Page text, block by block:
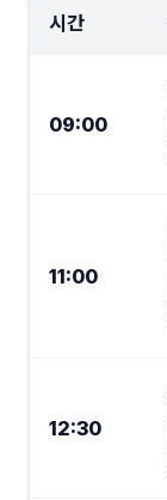
시간
09:00
11:00
12:30